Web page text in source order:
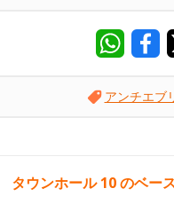
アンチエブ
タウンホール 10 のベー